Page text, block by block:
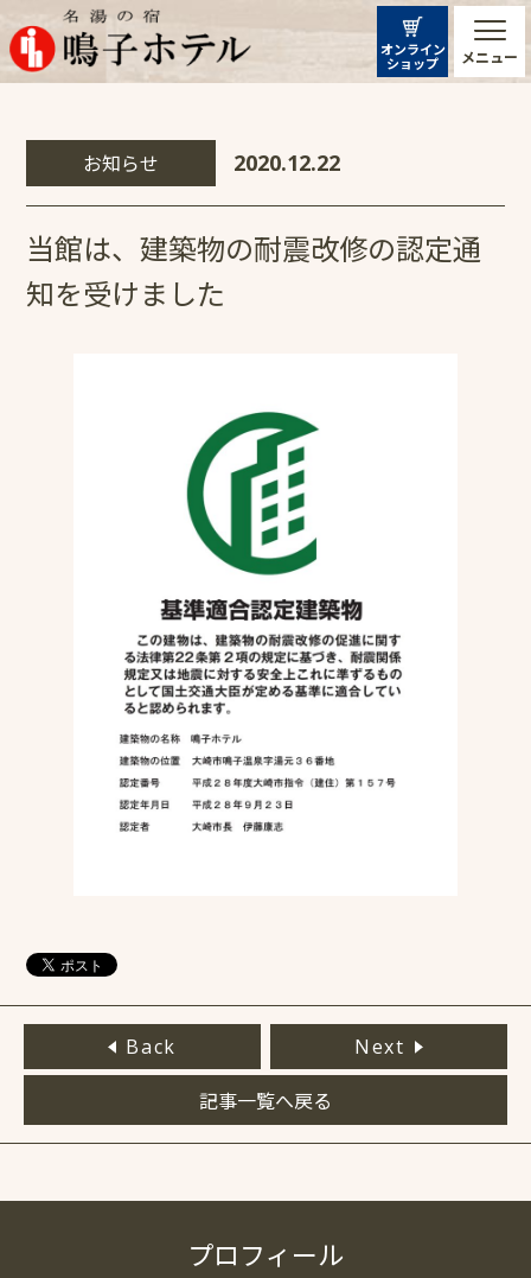
メニュー
オンライン
ショップ
お知らせ 2020.12.22
当館は、建築物の耐震改修の認定通
知を受けました
Back Next
記事一覧へ戻る
プロフィール